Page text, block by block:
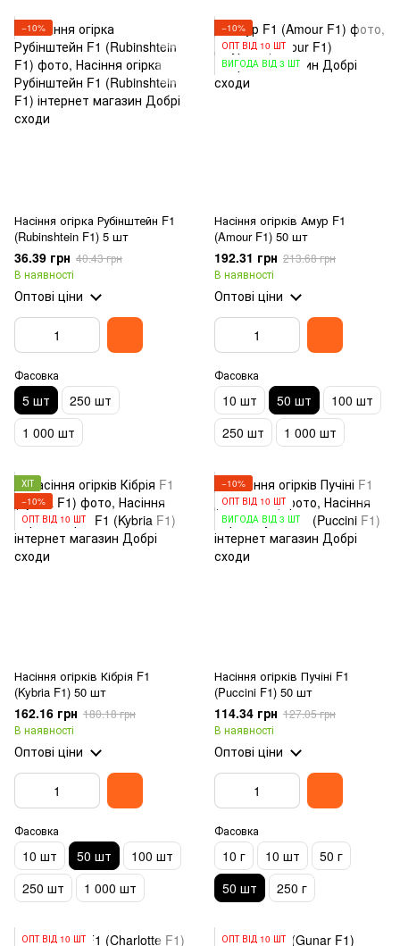
−10%
Насіння огірка Рубінштейн F1
(Rubinshtein F1) 5 шт
36.39 грн 40.43 грн
В наявності
Оптові ціни
Фасовка
5 шт
250 шт
1 000 шт
−10%
ОПТ ВІД 10 ШТ
ВИГОДА ВІД 3 ШТ
Насіння огірків Амур F1
(Amour F1) 50 шт
192.31 грн 213.68 грн
В наявності
Оптові ціни
Фасовка
10 шт 50 шт
100 шт
250 шт
1 000 шт
ХІТ
−10%
ОПТ ВІД 10 ШТ
Насіння огірків Кібрія F1
(Kybria F1) 50 шт
162.16 грн 180.18 грн
В наявності
Оптові ціни
Фасовка
10 шт 50 шт
100 шт
250 шт
1 000 шт
−10%
ОПТ ВІД 10 ШТ
ВИГОДА ВІД 3 ШТ
Насіння огірків Пучіні F1
(Puccini F1) 50 шт
114.34 грн 127.05 грн
В наявності
Оптові ціни
Фасовка
10 г 10 шт
50 г
50 шт
250 г
ОПТ ВІД 10 ШТ ОПТ ВІД 10 ШТ